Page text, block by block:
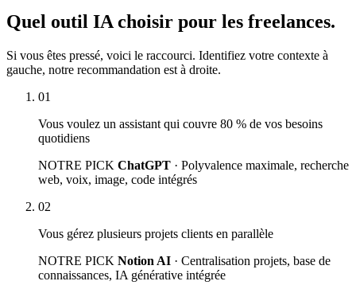
Quel outil IA choisir pour les freelances.
Si vous êtes pressé, voici le raccourci. Identifiez votre contexte à
gauche, notre recommandation est à droite.
01
Vous voulez un assistant qui couvre 80 % de vos besoins
quotidiens
NOTRE PICK ChatGPT · Polyvalence maximale, recherche
web, voix, image, code intégrés
02
Vous gérez plusieurs projets clients en parallèle
NOTRE PICK Notion AI · Centralisation projets, base de
connaissances, IA générative intégrée